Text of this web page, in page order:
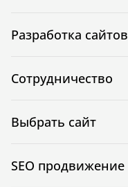
Разработка сайтов
Сотрудничество
Выбрать сайт
SEO продвижение